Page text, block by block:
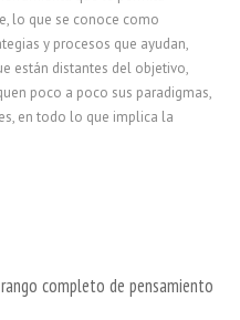
lo que se conoce como
y procesos que ayudan,
están distantes del objetivo,
poco a poco sus paradigmas,
en todo lo que implica la
completo de pensamiento